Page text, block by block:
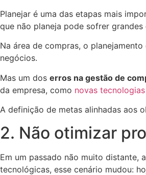
Planejar é uma das etapas mais
que não planeja pode sofrer
Na área de compras, o
negócios.
Mas um dos erros na gestão de
da empresa, como novas
A definição de metas alinhadas aos
2. Não otimizar
Em um passado não muito distante,
tecnológicas, esse cenário mudou: